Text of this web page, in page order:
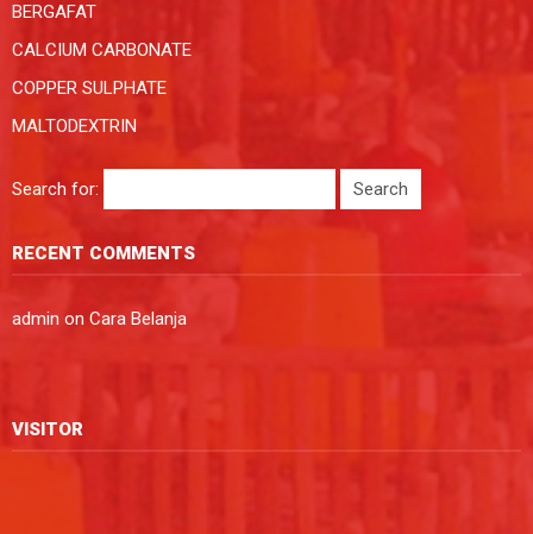
BERGAFAT
CALCIUM CARBONATE
COPPER SULPHATE
MALTODEXTRIN
Search for:
RECENT COMMENTS
admin on Cara Belanja
VISITOR